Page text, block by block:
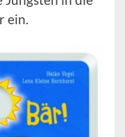
ein.